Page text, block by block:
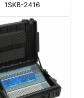
1SKB-2416